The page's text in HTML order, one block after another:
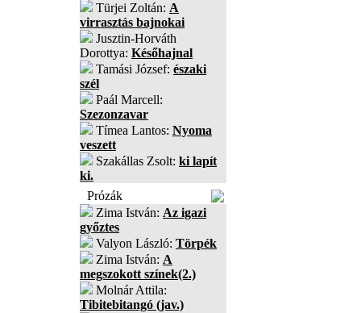
Türjei Zoltán: A
virrasztás bajnokai
Jusztin-Horváth
Dorottya: Későhajnal
Tamási József: északi
szél
Paál Marcell:
Szezonzavar
Tímea Lantos: Nyoma
veszett
Szakállas Zsolt: ki lapít
ki.
Prózák
Zima István: Az igazi
győztes
Valyon László: Törpék
Zima István: A
megszokott színek(2.)
Molnár Attila:
Tibitebitangó (jav.)